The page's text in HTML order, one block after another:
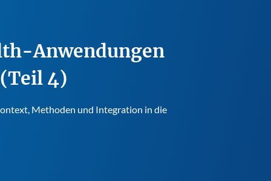
Anwendungen
4)
Methoden und Integration in die